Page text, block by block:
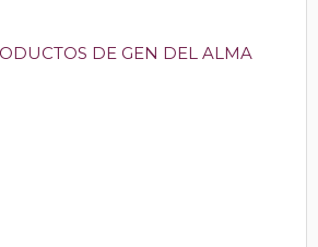
DE GEN DEL ALMA